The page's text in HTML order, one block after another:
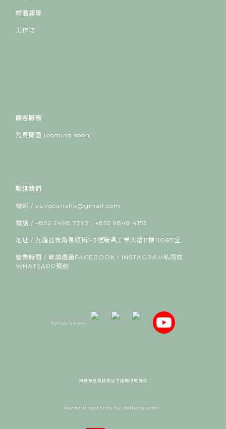
媒體報導
工作坊
顧客服務
常見問題 (coming soon)
聯絡我們
電郵 / vairocanahk@gmail.com
電話 / +852 2498 7393 ; +852 9848 4153
地址 / 九龍荔枝角長順街1-3號新昌工業大廈11樓1106B室
營業時間 / 敬請透過FACEBOOK、INSTAGRAM私訊或
WHATSAPP預約
Follow us on:
網店及送貨接受以下遙距付款方式
Payment methods for delivery order: